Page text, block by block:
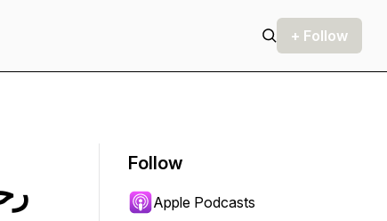
+ Follow
Follow
Apple Podcasts